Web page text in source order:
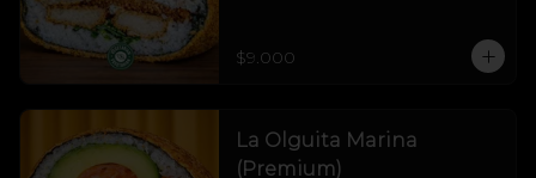
que hace crunch a cada mordisco.
¡Explosión de sabor sin culpa! 💚🔥
$9.000
La Olguita Marina
(Premium)